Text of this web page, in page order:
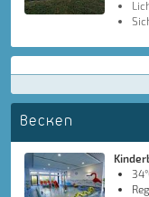
Becken